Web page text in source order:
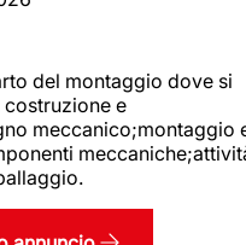
del montaggio dove si
e
meccanico;montaggio